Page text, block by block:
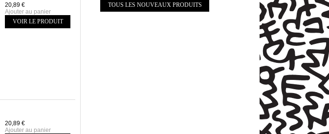
20,89 €
Ajouter au panier
VOIR LE PRODUIT
20,89 €
Ajouter au panier
TOUS LES NOUVEAUX PRODUITS